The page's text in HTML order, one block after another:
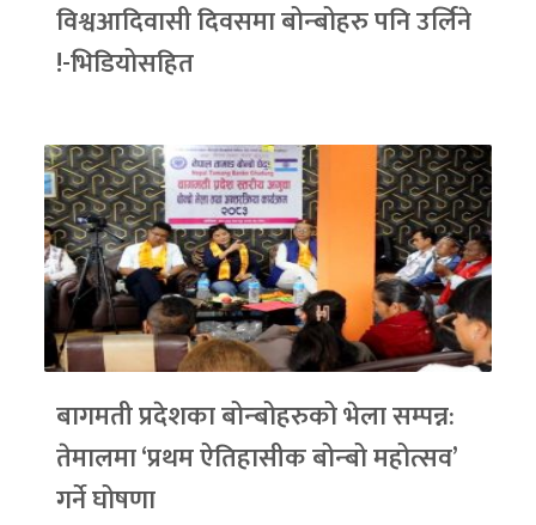
विश्वआदिवासी दिवसमा बोन्बोहरु पनि उर्लिने
!-भिडियोसहित
बागमती प्रदेशका बोन्बोहरुको भेला सम्पन्न:
तेमालमा ‘प्रथम ऐतिहासीक बोन्बो महोत्सव’
गर्ने घोषणा